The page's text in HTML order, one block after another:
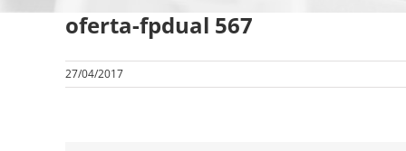
oferta-fpdual 567
27/04/2017